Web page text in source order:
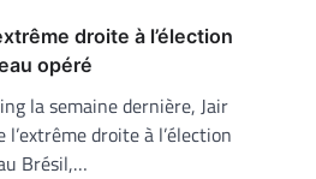
droite à l’élection
opéré
la semaine dernière, Jair
droite à l’élection
Brésil,…